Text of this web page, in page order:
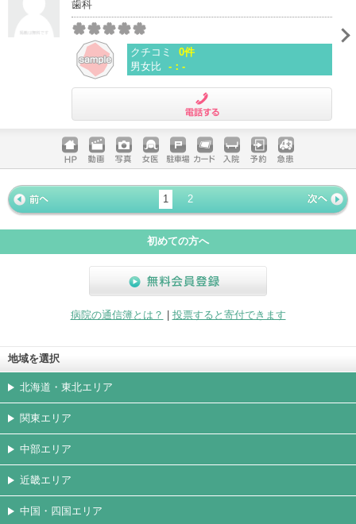
歯科
クチコミ
0件
男女比 -：-
ホームペ
ージ
動画 写真 女医 駐車場
クレジッ
トカード
入院 予約 急患
« 前ペー
ジ
1
2
次ページ
»
初めての方へ
病院の通信簿とは？
投票すると寄付できます
地域を選択
北海道・東北エリア
関東エリア
中部エリア
近畿エリア
中国・四国エリア